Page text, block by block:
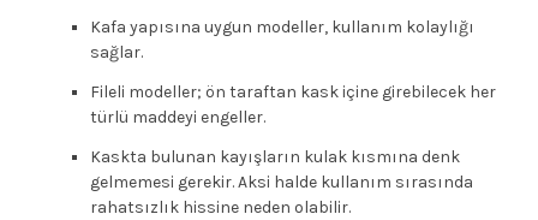
Kafa yapısına uygun modeller, kullanım kolaylığı
sağlar.
Fileli modeller; ön taraftan kask içine girebilecek her
türlü maddeyi engeller.
Kaskta bulunan kayışların kulak kısmına denk
gelmemesi gerekir. Aksi halde kullanım sırasında
rahatsızlık hissine neden olabilir.